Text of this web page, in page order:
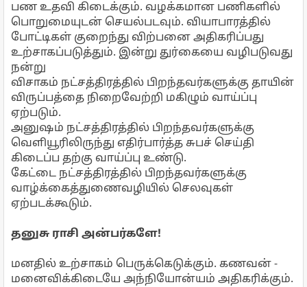
பண உதவி கிடைக்கும். வழக்கமான பணிகளில்
பொறுமையுடன் செயல்படவும். வியாபாரத்தில்
போட்டிகள் குறைந்து விற்பனை அதிகரிப்பது
உற்சாகப்படுத்தும். இன்று துர்கையை வழிபடுவது
நன்று
விசாகம் நட்சத்திரத்தில் பிறந்தவர்களுக்கு தாயின்
விருப்பத்தை நிறைவேற்றி மகிழும் வாய்ப்பு
ஏற்படும்.
அனுஷம் நட்சத்திரத்தில் பிறந்தவர்களுக்கு
வெளியூரிலிருந்து எதிர்பார்த்த சுபச் செய்தி
கிடைப்ப தற்கு வாய்ப்பு உண்டு.
கேட்டை நட்சத்திரத்தில் பிறந்தவர்களுக்கு
வாழ்க்கைத்துணைவழியில் செலவுகள்
ஏற்படக்கூடும்.
தனுசு ராசி அன்பர்களே!
மனதில் உற்சாகம் பெருக்கெடுக்கும். கணவன் -
மனைவிக்கிடையே அந்நியோன்யம் அதிகரிக்கும்.